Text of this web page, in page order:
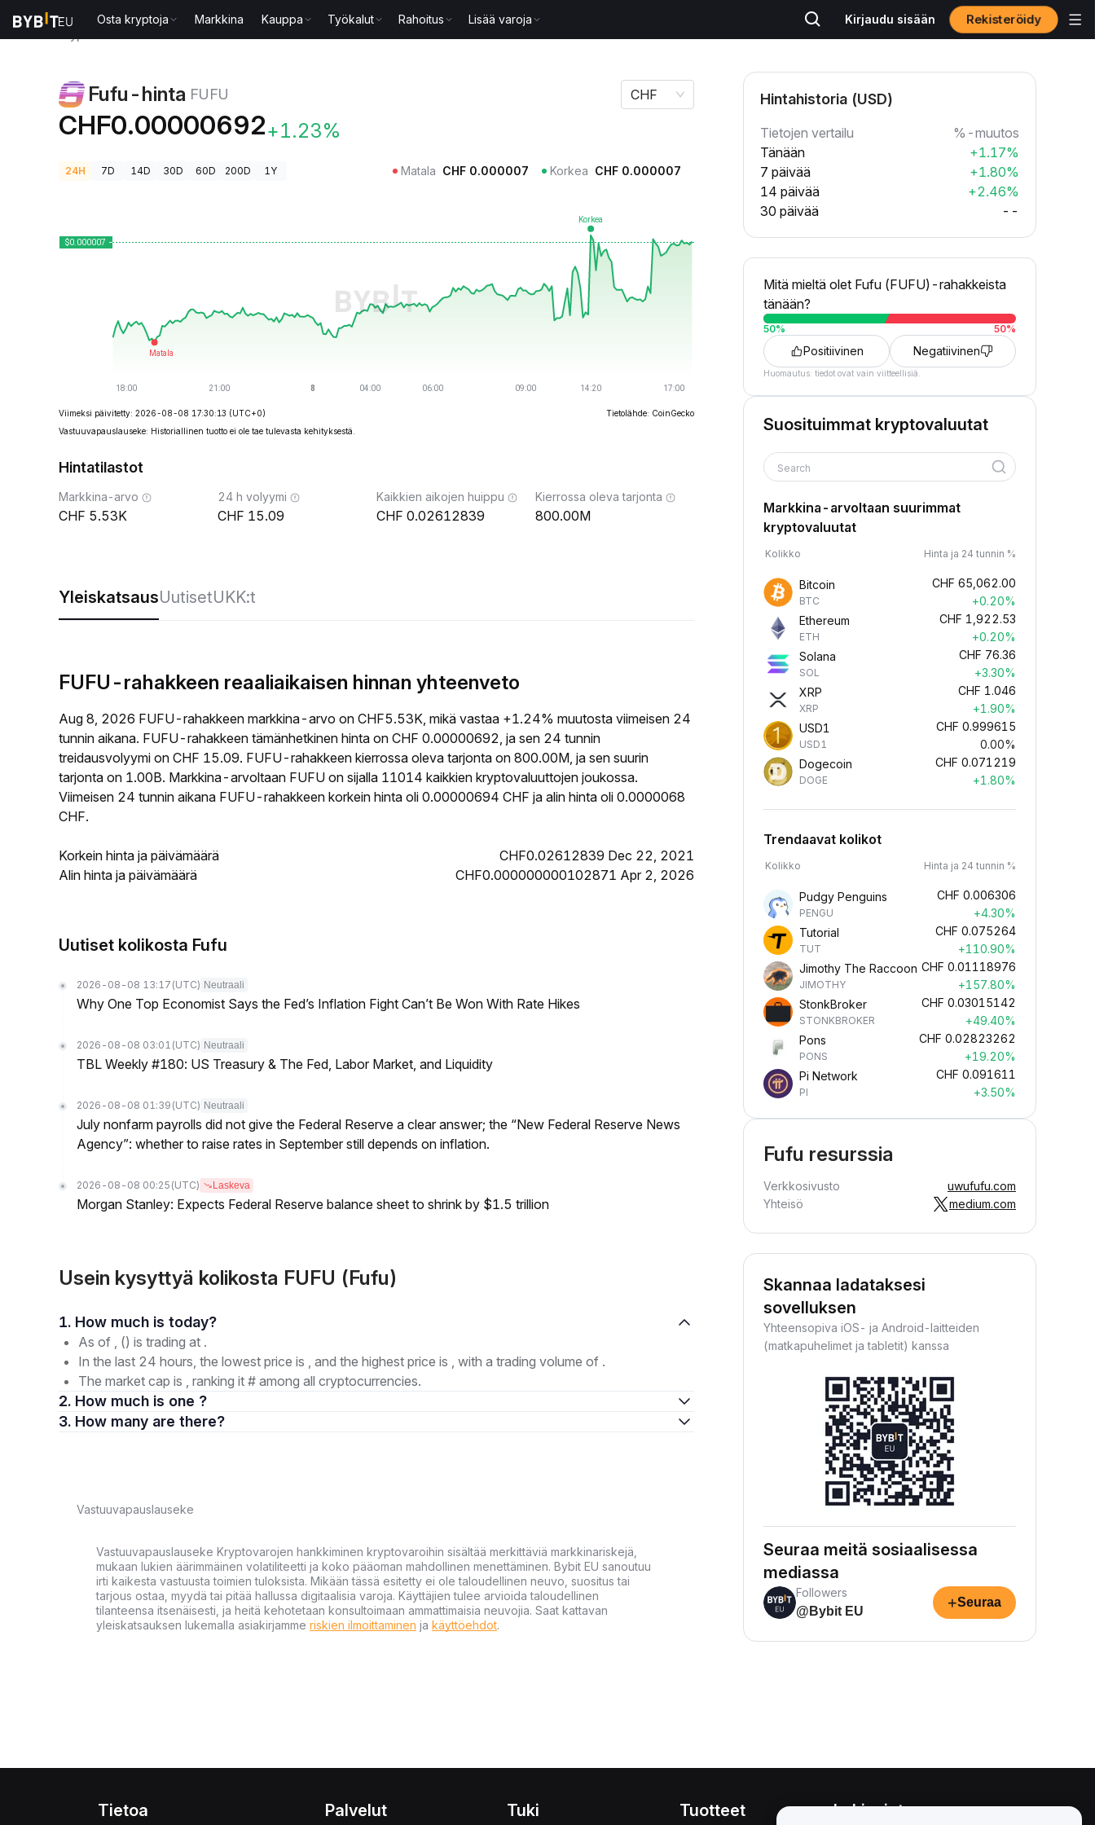
Osta kryptoja Markkina Kauppa Työkalut Rahoitus Lisää varoja Kirjaudu sisään Rekisteröidy
Fufu-hinta FUFU
CHF0.00000692+1.23%
CHF
24H 7D 14D 30D 60D 200D 1Y Matala CHF 0.000007 Korkea CHF 0.000007
Viimeksi päivitetty: 2026-08-08 17:30:13 (UTC+0)
Tietolähde: CoinGecko
Vastuuvapauslauseke: Historiallinen tuotto ei ole tae tulevasta kehityksestä.
Hintatilastot
Markkina-arvo
5.53K
24 h volyymi
15.09
Kaikkien aikojen huippu
0.02612839
Kierrossa oleva tarjonta
800.00M
YleiskatsausUutisetUKK:t
FUFU-rahakkeen reaaliaikaisen hinnan yhteenveto
Aug 8, 2026 FUFU-rahakkeen markkina-arvo on CHF5.53K, mikä vastaa +1.24% muutosta viimeisen 24
tunnin aikana. FUFU-rahakkeen tämänhetkinen hinta on CHF 0.00000692, ja sen 24 tunnin
treidausvolyymi on CHF 15.09. FUFU-rahakkeen kierrossa oleva tarjonta on 800.00M, ja sen suurin
tarjonta on 1.00B. Markkina-arvoltaan FUFU on sijalla 11014 kaikkien kryptovaluuttojen joukossa.
Viimeisen 24 tunnin aikana FUFU-rahakkeen korkein hinta oli 0.00000694 CHF ja alin hinta oli 0.0000068
CHF.
Korkein hinta ja päivämäärä
CHF0.02612839 Dec 22, 2021
Alin hinta ja päivämäärä
CHF0.000000000102871 Apr 2, 2026
Uutiset kolikosta Fufu
2026-08-08 13:17 (UTC) Neutraali
Why One Top Economist Says the Fed’s Inflation Fight Can’t Be Won With Rate Hikes
2026-08-08 03:01 (UTC) Neutraali
TBL Weekly #180: US Treasury & The Fed, Labor Market, and Liquidity
2026-08-08 01:39 (UTC) Neutraali
July nonfarm payrolls did not give the Federal Reserve a clear answer; the “New Federal Reserve News
Agency”: whether to raise rates in September still depends on inflation.
2026-08-08 00:25 (UTC) Laskeva
Morgan Stanley: Expects Federal Reserve balance sheet to shrink by $1.5 trillion
Usein kysyttyä kolikosta FUFU (Fufu)
1. How much is today?
As of , () is trading at .
In the last 24 hours, the lowest price is , and the highest price is , with a trading volume of .
The market cap is , ranking it # among all cryptocurrencies.
2. How much is one ?
3. How many are there?
Vastuuvapauslauseke
Vastuuvapauslauseke Kryptovarojen hankkiminen kryptovaroihin sisältää merkittäviä markkinariskejä,
mukaan lukien äärimmäinen volatiliteetti ja koko pääoman mahdollinen menettäminen. Bybit EU sanoutuu
irti kaikesta vastuusta toimien tuloksista. Mikään tässä esitetty ei ole taloudellinen neuvo, suositus tai
tarjous ostaa, myydä tai pitää hallussa digitaalisia varoja. Käyttäjien tulee arvioida taloudellinen
tilanteensa itsenäisesti, ja heitä kehotetaan konsultoimaan ammattimaisia neuvojia. Saat kattavan
yleiskatsauksen lukemalla asiakirjamme riskien ilmoittaminen ja käyttöehdot.
Hintahistoria (USD)
Tietojen vertailu
%-muutos
Tänään
+1.17%
7 päivää
+1.80%
14 päivää
+2.46%
30 päivää
--
Mitä mieltä olet Fufu (FUFU)-rahakkeista
tänään?
50% 50%
Positiivinen Negatiivinen
Huomautus: tiedot ovat vain viitteellisiä.
Suosituimmat kryptovaluutat
Search
Markkina-arvoltaan suurimmat
kryptovaluutat
Kolikko Hinta ja 24 tunnin %
Bitcoin
BTC
CHF 65,062.00
+0.20%
Ethereum
ETH
CHF 1,922.53
+0.20%
Solana
SOL
CHF 76.36
+3.30%
XRP
XRP
CHF 1.046
+1.90%
USD1
USD1
CHF 0.999615
0.00%
Dogecoin
DOGE
CHF 0.071219
+1.80%
Trendaavat kolikot
Kolikko Hinta ja 24 tunnin %
Pudgy Penguins
PENGU
CHF 0.006306
+4.30%
Tutorial
TUT
CHF 0.075264
+110.90%
Jimothy The Raccoon
JIMOTHY
CHF 0.01118976
+157.80%
StonkBroker
STONKBROKER
CHF 0.03015142
+49.40%
Pons
PONS
CHF 0.02823262
+19.20%
Pi Network
PI
CHF 0.091611
+3.50%
Fufu resurssia
Verkkosivusto
uwufufu.com
Yhteisö
medium.com
Skannaa ladataksesi
sovelluksen
Yhteensopiva iOS- ja Android-laitteiden
(matkapuhelimet ja tabletit) kanssa
Seuraa meitä sosiaalisessa
mediassa
Followers
@Bybit EU
+Seuraa
Tietoa Palvelut Tuki Tuotteet Lakiasiat